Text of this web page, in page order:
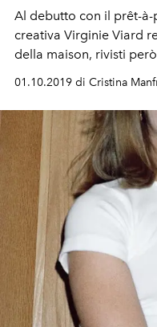
Al debutto con il prêt-
creativa Virginie Viard
della maison, rivisti
nei tagli e nei toni
01.10.2019 di Cristina